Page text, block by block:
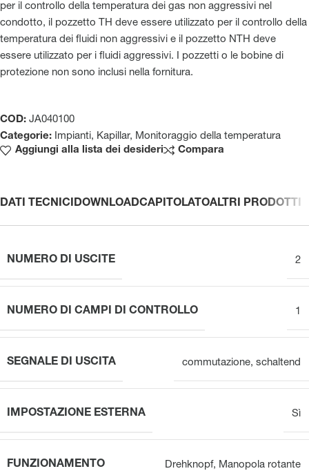
per il controllo della temperatura dei gas non aggressivi nel
condotto, il pozzetto TH deve essere utilizzato per il controllo della
temperatura dei fluidi non aggressivi e il pozzetto NTH deve
essere utilizzato per i fluidi aggressivi. I pozzetti o le bobine di
protezione non sono inclusi nella fornitura.
COD: JA040100
Categorie: Impianti, Kapillar, Monitoraggio della temperatura
Aggiungi alla lista dei desideri
Compara
DATI TECNICIDOWNLOADCAPITOLATOALTRI PRODOTTI
NUMERO DI USCITE 2
NUMERO DI CAMPI DI CONTROLLO 1
SEGNALE DI USCITA commutazione, schaltend
IMPOSTAZIONE ESTERNA Sì
FUNZIONAMENTO Drehknopf, Manopola rotante